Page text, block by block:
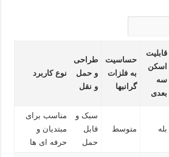
قابلیت
اسکن
سه‌
بعدی
حساسیت
به فلزات
گرانبها
طراحی
و حمل‌
و نقل
نوع کاربرد
بله متوسط
سبک و
قابل
حمل
مناسب برای
مبتدیان و
حرفه‌ ای‌ ها